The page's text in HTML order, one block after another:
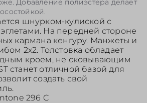
Добавление полиэстера делает
шнурком-кулиской с
На передней стороне
кармана кенгуру. Манжеты и
2х2. Толстовка обладает
кроем, не сковывающим
станет отличной базой для
создать свой
296 C